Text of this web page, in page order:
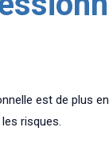
est de plus
risques.